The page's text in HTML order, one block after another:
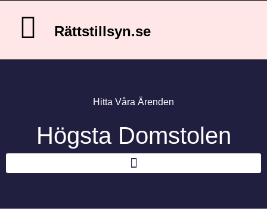
Rättstillsyn.se
Hitta Våra Ärenden
Högsta Domstolen